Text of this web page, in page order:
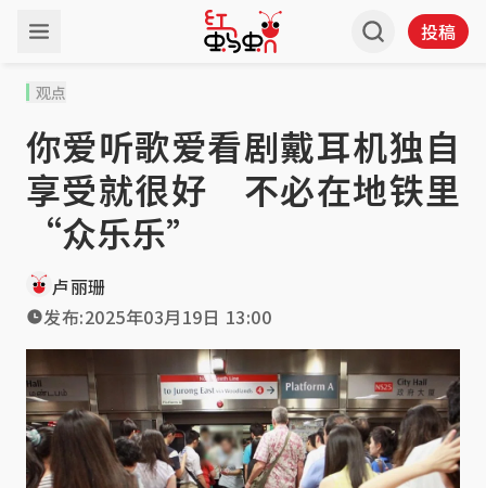
投稿
观点
你爱听歌爱看剧戴耳机独自
享受就很好 不必在地铁里
“众乐乐”
卢丽珊
发布:2025年03月19日 13:00